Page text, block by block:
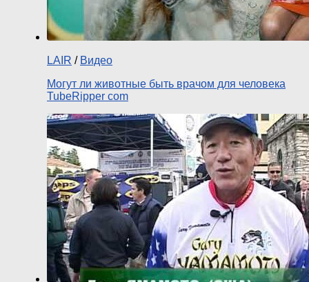
LAIR / Видео
Могут ли животные быть врачом для человека
TubeRipper com